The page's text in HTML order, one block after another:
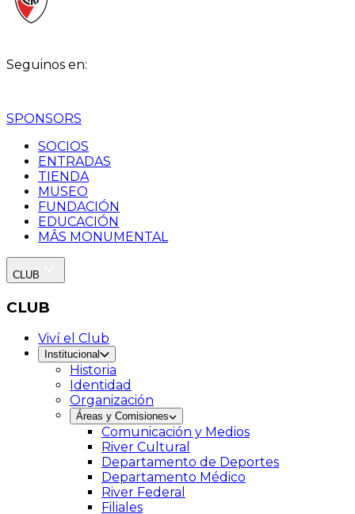
Seguinos en:
SPONSORS
SOCIOS
ENTRADAS
TIENDA
MUSEO
FUNDACIÓN
EDUCACIÓN
MÂS MONUMENTAL
CLUB
CLUB
Viví el Club
Institucional
Historia
Identidad
Organización
Áreas y Comisiones
Comunicación y Medios
River Cultural
Departamento de Deportes
Departamento Médico
River Federal
Filiales